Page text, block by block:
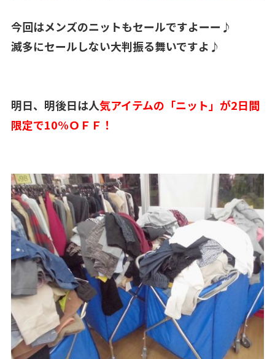
今回はメンズのニットもセールですよーー♪
滅多にセールしない大判振る舞いですよ♪
明日、明後日は人気アイテムの「ニット」が2日間
限定で10%ＯＦＦ！